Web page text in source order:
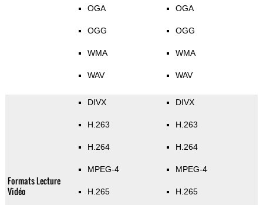
OGA
OGG
WMA
WAV
OGA
OGG
WMA
WAV
Formats Lecture
Vidéo
DIVX
H.263
H.264
MPEG-4
H.265
DIVX
H.263
H.264
MPEG-4
H.265